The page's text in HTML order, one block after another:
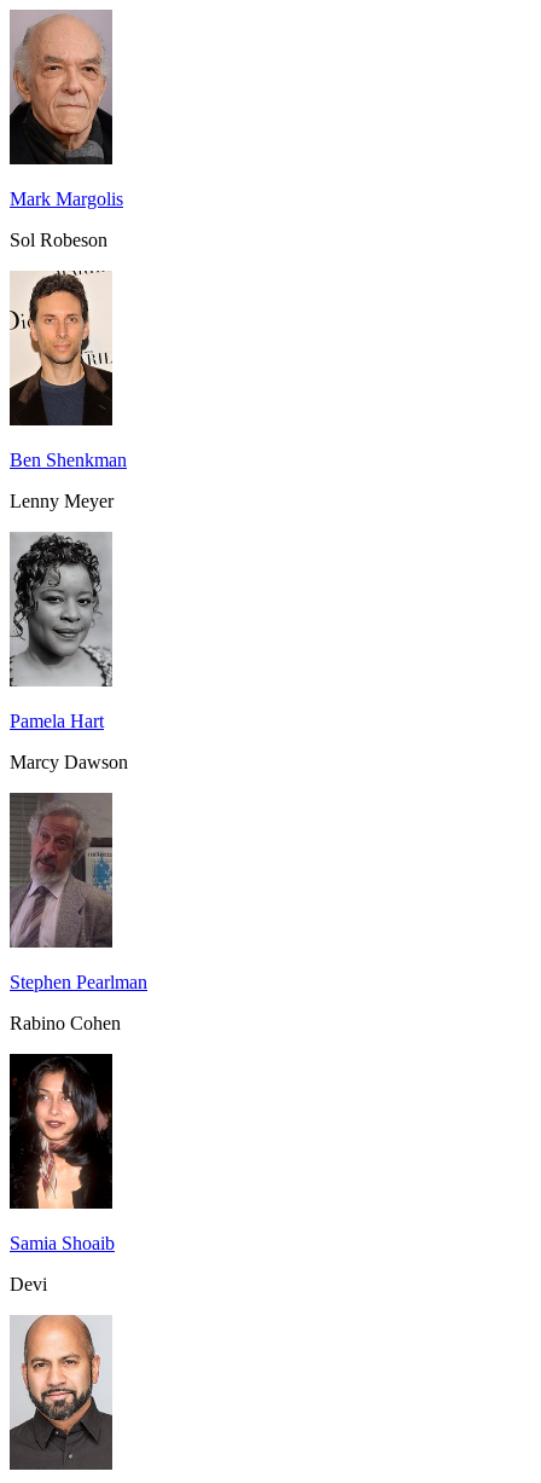
Mark Margolis
Sol Robeson
Ben Shenkman
Lenny Meyer
Pamela Hart
Marcy Dawson
Stephen Pearlman
Rabino Cohen
Samia Shoaib
Devi